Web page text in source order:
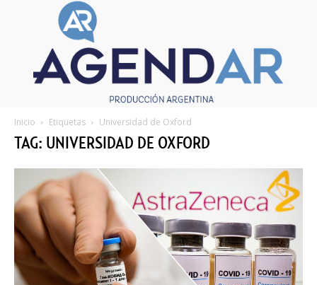
Inicio Etiquetas Universidad de Oxford
TAG: UNIVERSIDAD DE OXFORD